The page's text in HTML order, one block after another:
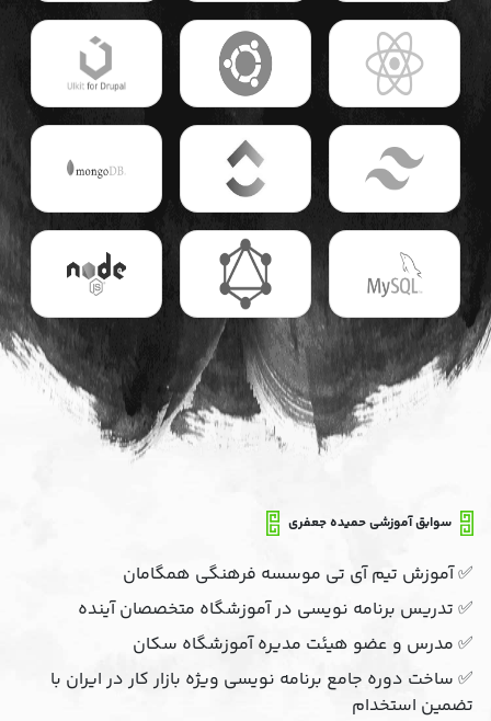
سوابق آموزشی حمیده جعفری
✅ آموزش تیم آی تی موسسه فرهنگی همگامان
✅ تدریس برنامه نویسی در آموزشگاه متخصصان آینده
✅ مدرس و عضو هیئت مدیره آموزشگاه سکان
✅ ساخت دوره جامع برنامه نویسی ویژه بازار کار در ایران با
تضمین استخدام